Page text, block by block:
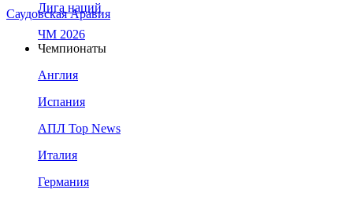
Саудовская Аравия
Лига наций
ЧМ 2026
Чемпионаты
Англия
Испания
АПЛ Top News
Италия
Германия